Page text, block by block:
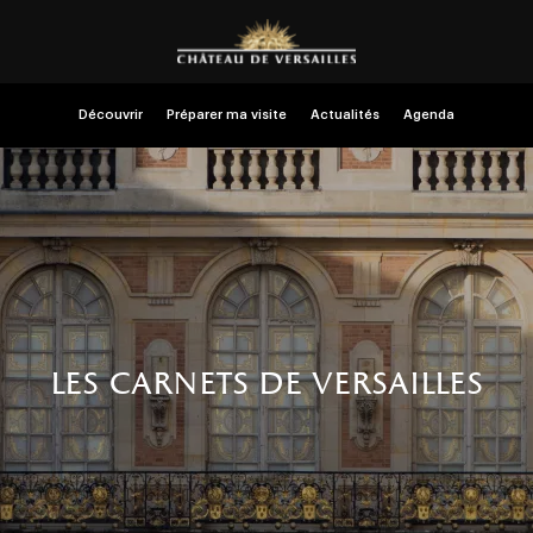
Découvrir Préparer ma visite Actualités Agenda
les carnets de versailles